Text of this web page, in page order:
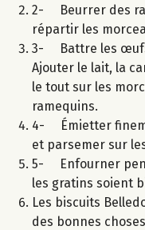
2- Beurrer des
répartir les
3- Battre les œufs
Ajouter le lait, la
le tout sur les
ramequins.
4- Émietter
et parsemer sur
5- Enfourner
les gratins soient
Les biscuits
des bonnes